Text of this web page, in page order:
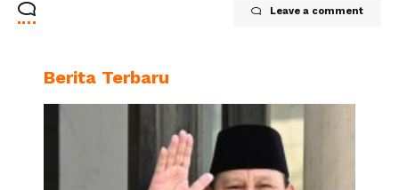
Leave a comment
Berita Terbaru